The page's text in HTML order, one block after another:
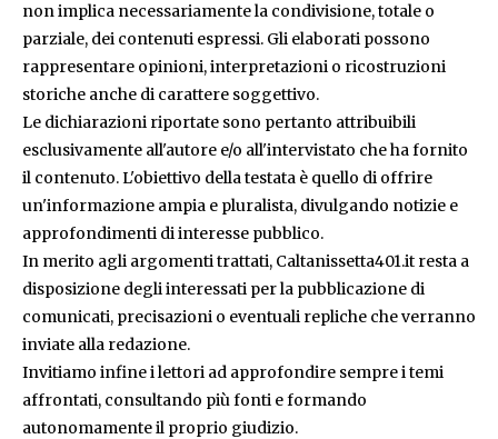
non implica necessariamente la condivisione, totale o
parziale, dei contenuti espressi. Gli elaborati possono
rappresentare opinioni, interpretazioni o ricostruzioni
storiche anche di carattere soggettivo.
Le dichiarazioni riportate sono pertanto attribuibili
esclusivamente all'autore e/o all'intervistato che ha fornito
il contenuto. L'obiettivo della testata è quello di offrire
un'informazione ampia e pluralista, divulgando notizie e
approfondimenti di interesse pubblico.
In merito agli argomenti trattati, Caltanissetta401.it resta a
disposizione degli interessati per la pubblicazione di
comunicati, precisazioni o eventuali repliche che verranno
inviate alla redazione.
Invitiamo infine i lettori ad approfondire sempre i temi
affrontati, consultando più fonti e formando
autonomamente il proprio giudizio.